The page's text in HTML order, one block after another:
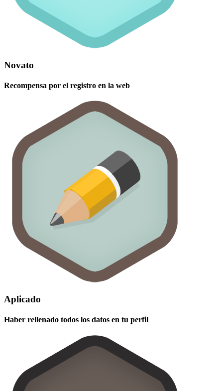
Novato
Recompensa por el registro en la web
Aplicado
Haber rellenado todos los datos en tu perfil